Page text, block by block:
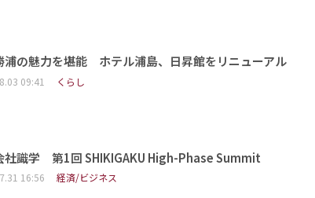
浦の魅力を堪能 ホテル浦島、日昇館をリニューアル
09:41 くらし
社識学 第1回 SHIKIGAKU High-Phase Summit
16:56 経済/ビジネス